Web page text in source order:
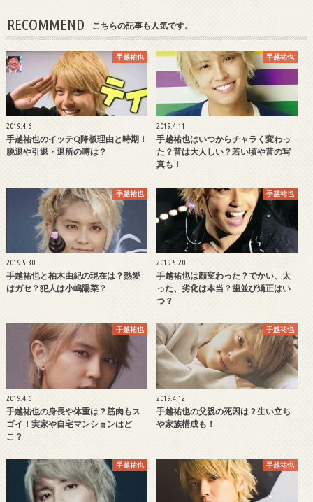
RECOMMEND こちらの記事も人気です。
手越祐也
2019.4.6
手越祐也のイッテQ降板理由と時期！
脱退や引退・退所の噂は？
手越祐也
2019.4.11
手越祐也はいつからチャラく変わっ
た？昔は大人しい？若い頃や昔の写
真も！
手越祐也
2019.5.30
手越祐也と柏木由紀の現在は？熱愛
はガセ？犯人は小嶋陽菜？
手越祐也
2019.5.20
手越祐也は顔変わった？でかい、太
った、劣化は本当？歯並び矯正はい
つ？
手越祐也
2019.4.6
手越祐也の身長や体重は？筋肉もス
ゴイ！実家や自宅マンションはど
こ？
手越祐也
2019.4.12
手越祐也の父親の死因は？生い立ち
や家族構成も！
手越祐也 手越祐也